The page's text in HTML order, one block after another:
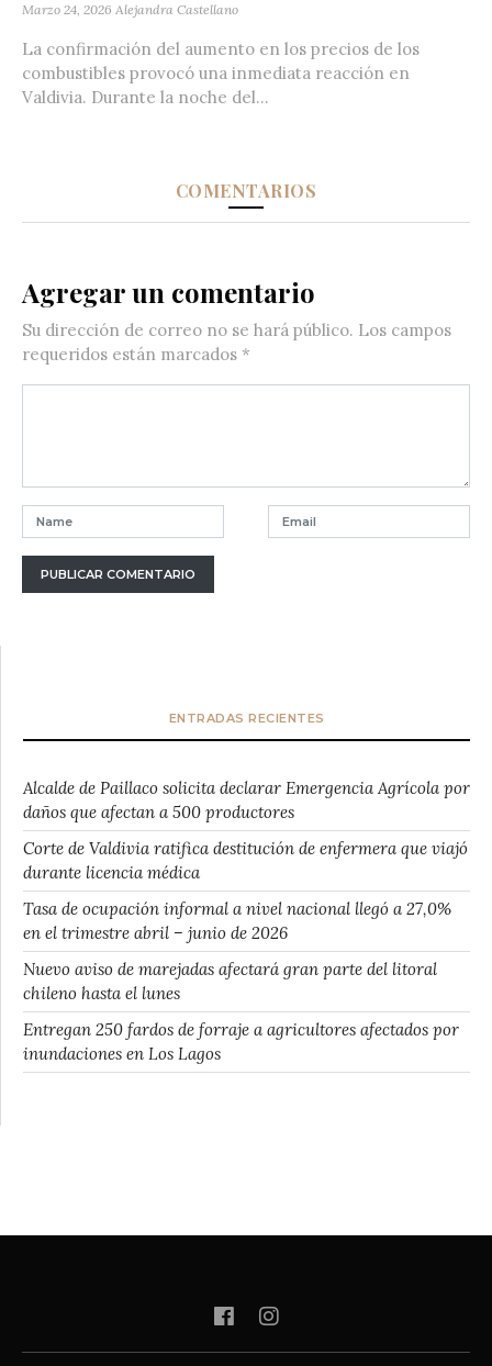
Marzo 24, 2026 Alejandra Castellano
La confirmación del aumento en los precios de los
combustibles provocó una inmediata reacción en
Valdivia. Durante la noche del...
COMENTARIOS
Agregar un comentario
Su dirección de correo no se hará público. Los campos
requeridos están marcados *
ENTRADAS RECIENTES
Alcalde de Paillaco solicita declarar Emergencia Agrícola por
daños que afectan a 500 productores
Corte de Valdivia ratifica destitución de enfermera que viajó
durante licencia médica
Tasa de ocupación informal a nivel nacional llegó a 27,0%
en el trimestre abril – junio de 2026
Nuevo aviso de marejadas afectará gran parte del litoral
chileno hasta el lunes
Entregan 250 fardos de forraje a agricultores afectados por
inundaciones en Los Lagos